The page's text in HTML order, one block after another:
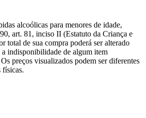
alcoólicas para menores de idade,
art. 81, inciso II (Estatuto da Criança e
total de sua compra poderá ser alterado
a indisponibilidade de algum item
preços visualizados podem ser diferentes
físicas.